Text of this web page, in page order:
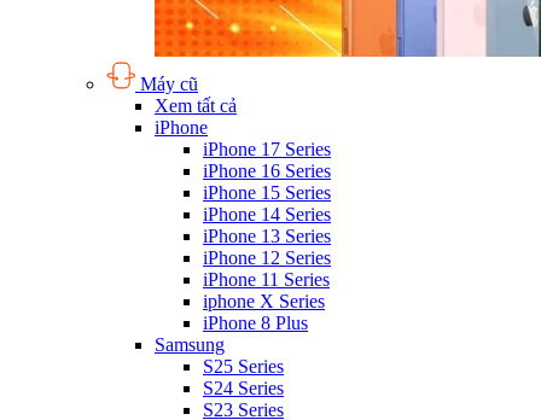
Máy cũ
Xem tất cả
iPhone
iPhone 17 Series
iPhone 16 Series
iPhone 15 Series
iPhone 14 Series
iPhone 13 Series
iPhone 12 Series
iPhone 11 Series
iphone X Series
iPhone 8 Plus
Samsung
S25 Series
S24 Series
S23 Series